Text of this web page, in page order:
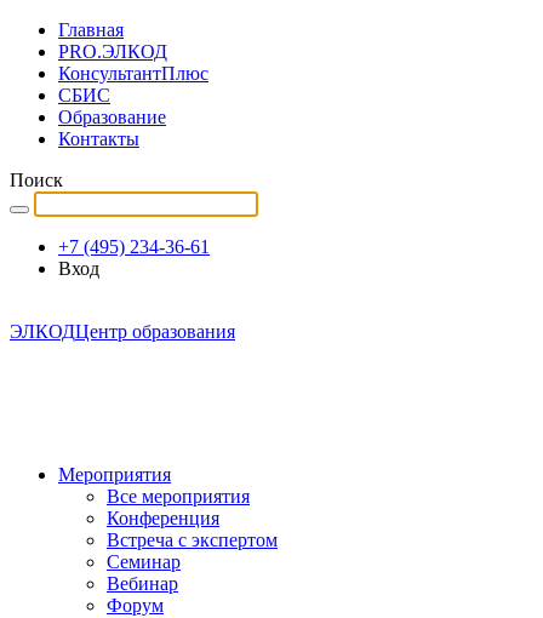
Главная
PRO.ЭЛКОД
КонсультантПлюс
СБИС
Образование
Контакты
Поиск
+7 (495) 234-36-61
Вход
ЭЛКОДЦентр образования
Мероприятия
Все мероприятия
Конференция
Встреча с экспертом
Семинар
Вебинар
Форум